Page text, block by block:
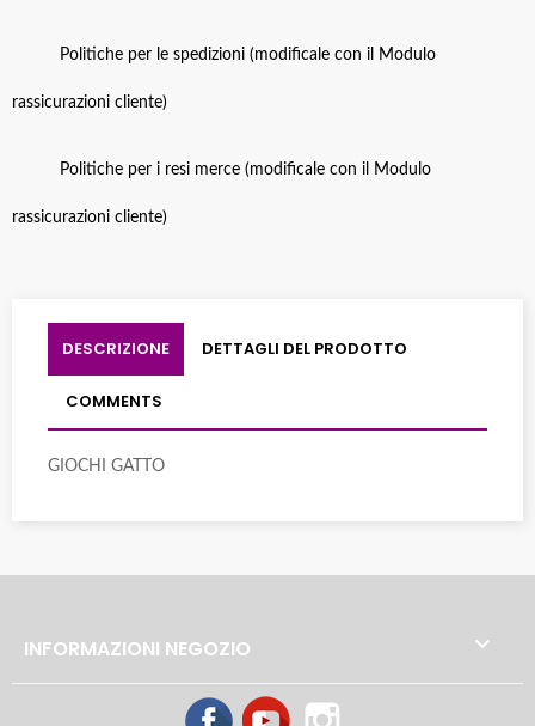
Politiche per le spedizioni (modificale con il Modulo
rassicurazioni cliente)
Politiche per i resi merce (modificale con il Modulo
rassicurazioni cliente)
DESCRIZIONE DETTAGLI DEL PRODOTTO
COMMENTS
GIOCHI GATTO
INFORMAZIONI NEGOZIO 
FacebookYouTube